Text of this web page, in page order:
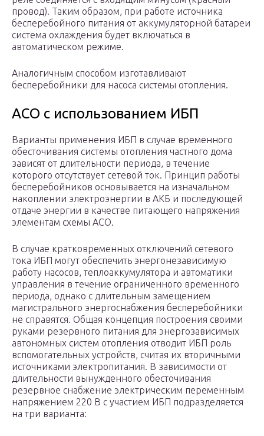
провод). Таким образом, при работе источника
бесперебойного питания от аккумуляторной батареи
система охлаждения будет включаться в
автоматическом режиме.
Аналогичным способом изготавливают
бесперебойники для насоса системы отопления.
АСО с использованием ИБП
Варианты применения ИБП в случае временного
обесточивания системы отопления частного дома
зависят от длительности периода, в течение
которого отсутствует сетевой ток. Принцип работы
бесперебойников основывается на изначальном
накоплении электроэнергии в АКБ и последующей
отдаче энергии в качестве питающего напряжения
элементам схемы АСО.
В случае кратковременных отключений сетевого
тока ИБП могут обеспечить энергонезависимую
работу насосов, теплоаккумулятора и автоматики
управления в течение ограниченного временного
периода, однако с длительным замещением
магистрального энергоснабжения бесперебойники
не справятся. Общая концепция построения своими
руками резервного питания для энергозависимых
автономных систем отопления отводит ИБП роль
вспомогательных устройств, считая их вторичными
источниками электропитания. В зависимости от
длительности вынужденного обесточивания
резервное снабжение электрическим переменным
напряжением 220 В с участием ИБП подразделяется
на три варианта: